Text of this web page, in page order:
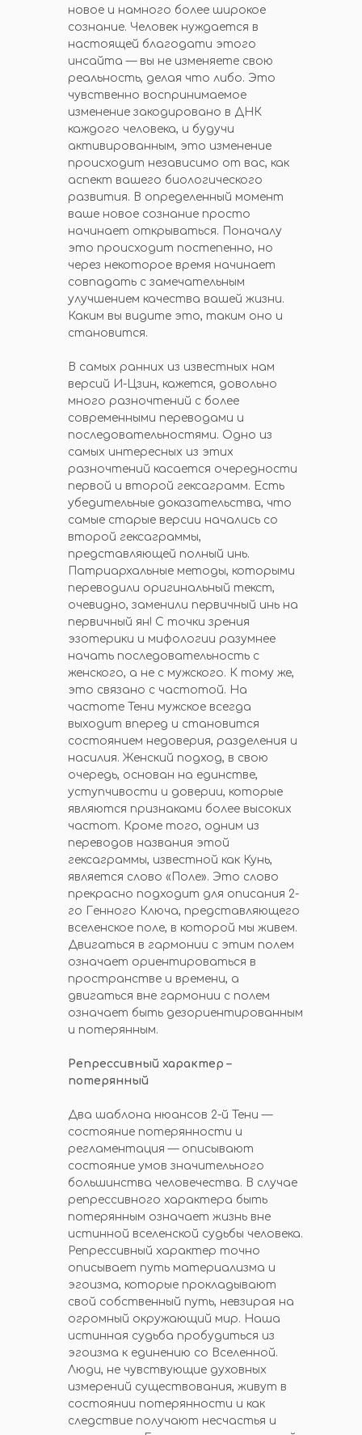
новое и намного более широкое
сознание. Человек нуждается в
настоящей благодати этого
инсайта — вы не изменяете свою
реальность, делая что либо. Это
чувственно воспринимаемое
изменение закодировано в ДНК
каждого человека, и будучи
активированным, это изменение
происходит независимо от вас, как
аспект вашего биологического
развития. В определенный момент
ваше новое сознание просто
начинает открываться. Поначалу
это происходит постепенно, но
через некоторое время начинает
совпадать с замечательным
улучшением качества вашей жизни.
Каким вы видите это, таким оно и
становится.
В самых ранних из известных нам
версий И-Цзин, кажется, довольно
много разночтений с более
современными переводами и
последовательностями. Одно из
самых интересных из этих
разночтений касается очередности
первой и второй гексаграмм. Есть
убедительные доказательства, что
самые старые версии начались со
второй гексаграммы,
представляющей полный инь.
Патриархальные методы, которыми
переводили оригинальный текст,
очевидно, заменили первичный инь на
первичный ян! С точки зрения
эзотерики и мифологии разумнее
начать последовательность с
женского, а не с мужского. К тому же,
это связано с частотой. На
частоте Тени мужское всегда
выходит вперед и становится
состоянием недоверия, разделения и
насилия. Женский подход, в свою
очередь, основан на единстве,
уступчивости и доверии, которые
являются признаками более высоких
частот. Кроме того, одним из
переводов названия этой
гексаграммы, известной как Кунь,
является слово «Поле». Это слово
прекрасно подходит для описания 2-
го Генного Ключа, представляющего
вселенское поле, в которой мы живем.
Двигаться в гармонии с этим полем
означает ориентироваться в
пространстве и времени, а
двигаться вне гармонии с полем
означает быть дезориентированным
и потерянным.
Репрессивный характер –
потерянный
Два шаблона нюансов 2-й Тени —
состояние потерянности и
регламентация — описывают
состояние умов значительного
большинства человечества. В случае
репрессивного характера быть
потерянным означает жизнь вне
истинной вселенской судьбы человека.
Репрессивный характер точно
описывает путь материализма и
эгоизма, которые прокладывают
свой собственный путь, невзирая на
огромный окружающий мир. Наша
истинная судьба пробудиться из
эгоизма к единению со Вселенной.
Люди, не чувствующие духовных
измерений существования, живут в
состоянии потерянности и как
следствие получают несчастья и